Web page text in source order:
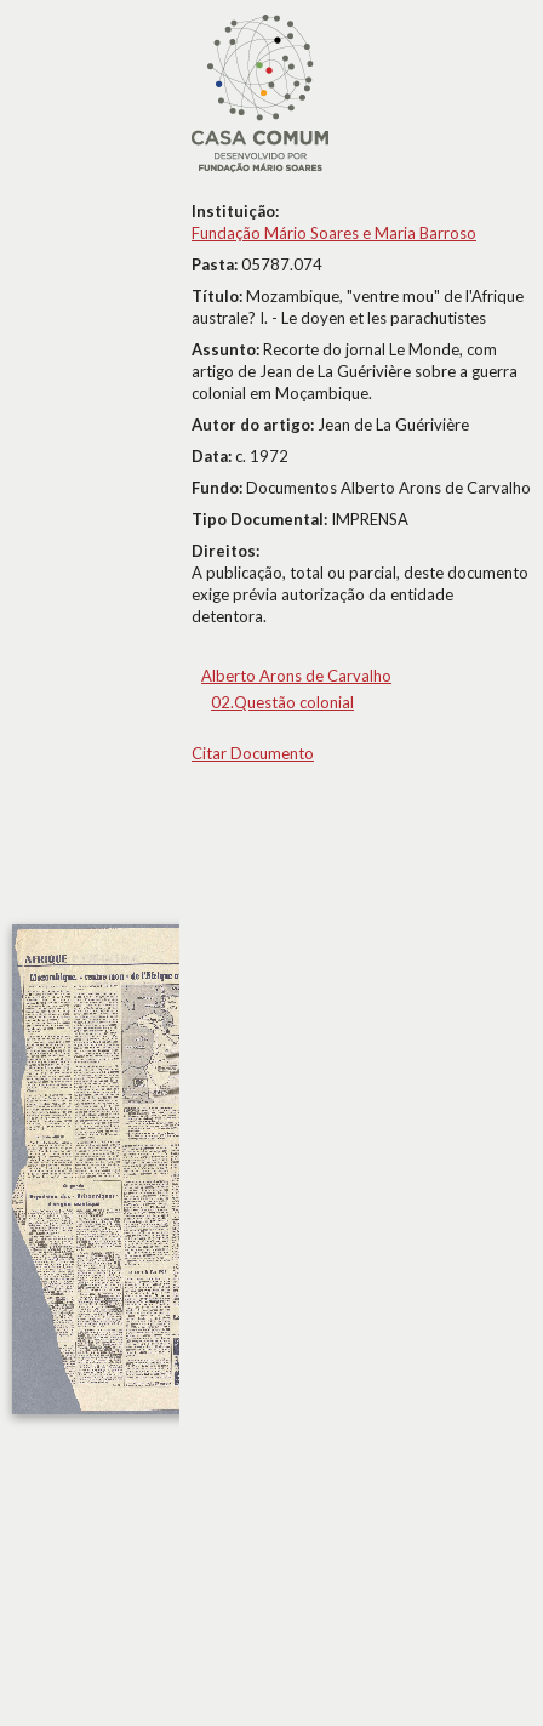
Instituição:
Fundação Mário Soares e Maria Barroso
Pasta:05787.074
Título:Mozambique, "ventre mou" de l'Afrique
australe? I. - Le doyen et les parachutistes
Assunto:Recorte do jornal Le Monde, com
artigo de Jean de La Guérivière sobre a guerra
colonial em Moçambique.
Autor do artigo: Jean de La Guérivière
Data:c. 1972
Fundo:Documentos Alberto Arons de Carvalho
Tipo Documental: IMPRENSA
Direitos:
A publicação, total ou parcial, deste documento
exige prévia autorização da entidade
detentora.
Alberto Arons de Carvalho
02.Questão colonial
Citar Documento